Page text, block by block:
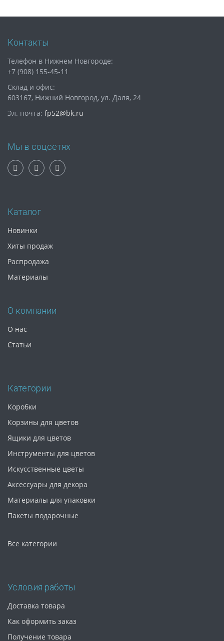
Контакты
Телефон в Нижнем Новгороде:
+7 (908) 155-45-11
Склад и офис:
603167, Нижний Новгород, ул. Даля, 24
Эл. почта: fp52@bk.ru
Мы в соцсетях
Каталог
Новинки
Хиты продаж
Распродажа
Материалы
О компании
О нас
Статьи
Категории
Коробки
Корзины для цветов
Ящики для цветов
Инструменты для цветов
Искусственные цветы
Аксессуары для декора
Материалы для упаковки
Пакеты подарочные
Все категории
Условия работы
Доставка товара
Как оформить заказ
Получение товара